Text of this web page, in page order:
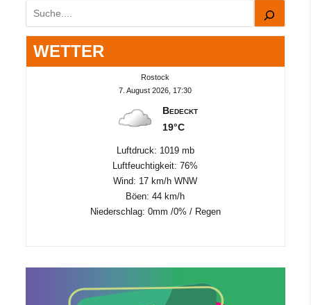
Suchen
WETTER
Rostock
7. August 2026, 17:30
Bedeckt
19°C
Luftdruck: 1019 mb
Luftfeuchtigkeit: 76%
Wind: 17 km/h WNW
Böen: 44 km/h
Niederschlag: 0mm /0% / Regen